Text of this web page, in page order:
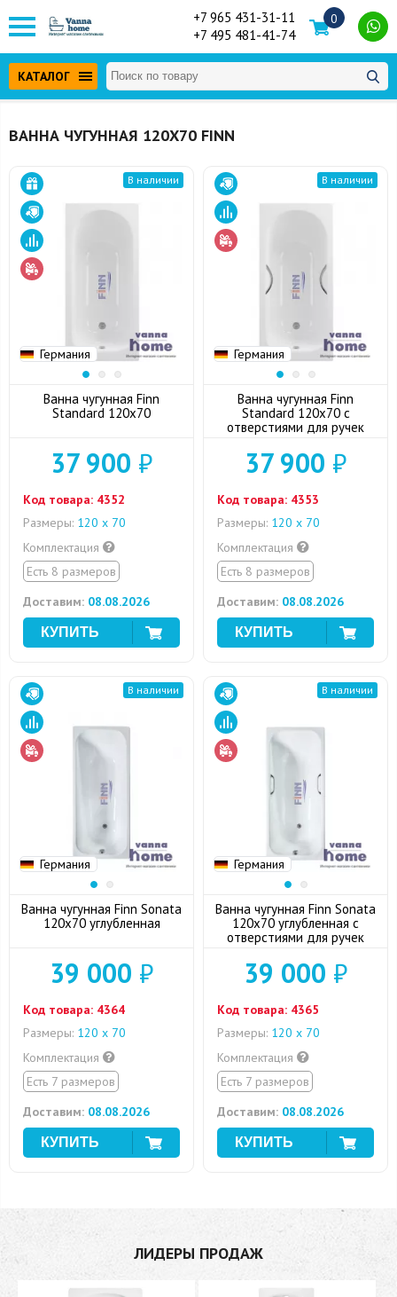
+7 965 431-31-11
+7 495 481-41-74
0
КАТАЛОГ
ВАННА ЧУГУННАЯ 120Х70 FINN
Германия
В наличии
Ванна чугунная Finn
Standard 120x70
37 900 ₽
Код товара: 4352
Размеры: 120 х 70
Комплектация
Есть 8 размеров
Доставим: 08.08.2026
Германия
В наличии
Ванна чугунная Finn
Standard 120x70 с
отверстиями для ручек
37 900 ₽
Код товара: 4353
Размеры: 120 х 70
Комплектация
Есть 8 размеров
Доставим: 08.08.2026
Германия
В наличии
Ванна чугунная Finn Sonata
120x70 углубленная
39 000 ₽
Код товара: 4364
Размеры: 120 х 70
Комплектация
Есть 7 размеров
Доставим: 08.08.2026
Германия
В наличии
Ванна чугунная Finn Sonata
120x70 углубленная с
отверстиями для ручек
39 000 ₽
Код товара: 4365
Размеры: 120 х 70
Комплектация
Есть 7 размеров
Доставим: 08.08.2026
ЛИДЕРЫ ПРОДАЖ